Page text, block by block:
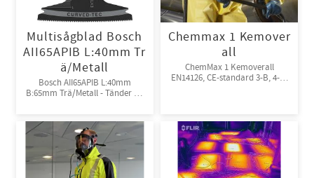
Multisågblad Bosch
AII65APIB L:40mm Tr
ä/Metall
Bosch AII65APIB L:40mm
B:65mm Trä/Metall - Tänder av
Chemmax 1 Kemover
all
ChemMax 1 Kemoverall
EN14126, CE-standard 3-B, 4-B,